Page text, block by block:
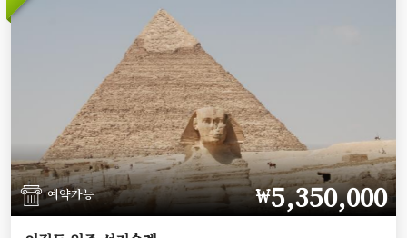
예약가능 ￦5,350,000